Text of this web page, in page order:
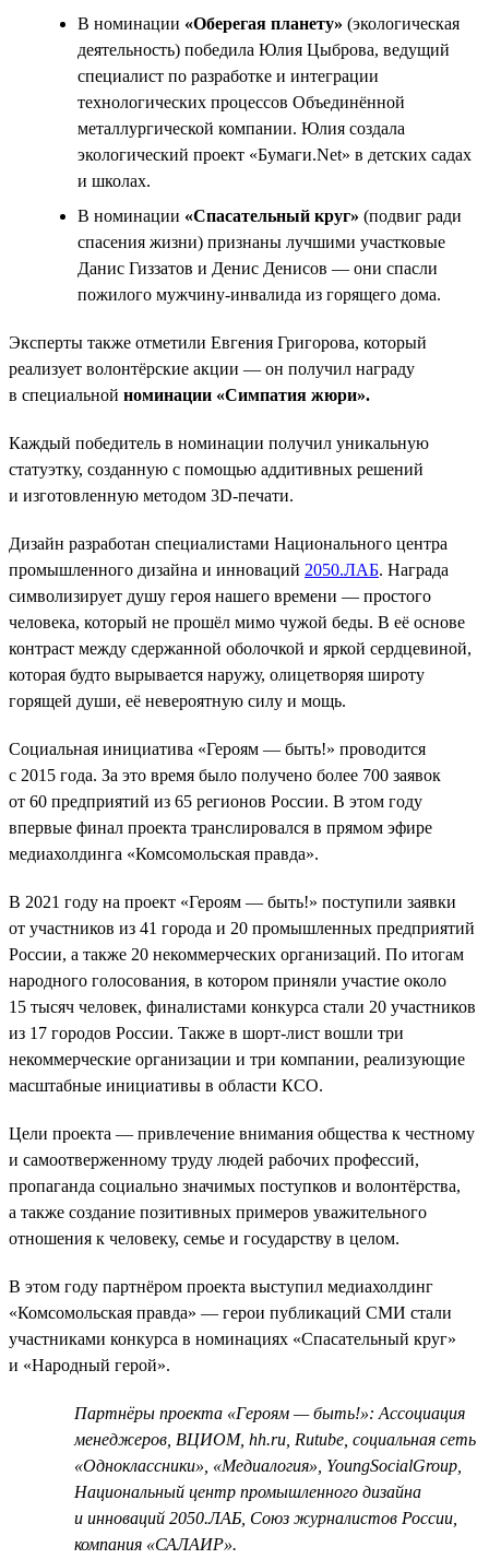
В номинации «Оберегая планету» (экологическая
деятельность) победила Юлия Цыброва, ведущий
специалист по разработке и интеграции
технологических процессов Объединённой
металлургической компании. Юлия создала
экологический проект «Бумаги.Net» в детских садах
и школах.
В номинации «Спасательный круг» (подвиг ради
спасения жизни) признаны лучшими участковые
Данис Гиззатов и Денис Денисов — они спасли
пожилого мужчину-инвалида из горящего дома.
Эксперты также отметили Евгения Григорова, который
реализует волонтёрские акции — он получил награду
в специальной номинации «Симпатия жюри».
Каждый победитель в номинации получил уникальную
статуэтку, созданную с помощью аддитивных решений
и изготовленную методом 3D-печати.
Дизайн разработан специалистами Национального центра
промышленного дизайна и инноваций 2050.ЛАБ. Награда
символизирует душу героя нашего времени — простого
человека, который не прошёл мимо чужой беды. В её основе
контраст между сдержанной оболочкой и яркой сердцевиной,
которая будто вырывается наружу, олицетворяя широту
горящей души, её невероятную силу и мощь.
Социальная инициатива «Героям — быть!» проводится
с 2015 года. За это время было получено более 700 заявок
от 60 предприятий из 65 регионов России. В этом году
впервые финал проекта транслировался в прямом эфире
медиахолдинга «Комсомольская правда».
В 2021 году на проект «Героям — быть!» поступили заявки
от участников из 41 города и 20 промышленных предприятий
России, а также 20 некоммерческих организаций. По итогам
народного голосования, в котором приняли участие около
15 тысяч человек, финалистами конкурса стали 20 участников
из 17 городов России. Также в шорт-лист вошли три
некоммерческие организации и три компании, реализующие
масштабные инициативы в области КСО.
Цели проекта — привлечение внимания общества к честному
и самоотверженному труду людей рабочих профессий,
пропаганда социально значимых поступков и волонтёрства,
а также создание позитивных примеров уважительного
отношения к человеку, семье и государству в целом.
В этом году партнёром проекта выступил медиахолдинг
«Комсомольская правда» — герои публикаций СМИ стали
участниками конкурса в номинациях «Спасательный круг»
и «Народный герой».
Партнёры проекта «Героям — быть!»: Ассоциация
менеджеров, ВЦИОМ, hh.ru, Rutube, социальная сеть
«Одноклассники», «Медиалогия», YoungSocialGroup,
Национальный центр промышленного дизайна
и инноваций 2050.ЛАБ, Союз журналистов России,
компания «САЛАИР».